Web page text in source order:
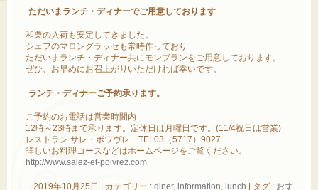
ただいまランチ・ディナーでご用意しております
和栗の入荷も安定してきました。
シェフのマロングラッセも常時作っており
ただいまランチ・ディナー共にモンブランをご用意しております。
ぜひ、お早めにお召上がりいただければ幸いです。
ランチ・ディナーご予約承ります。
ご予約のお電話は営業時間内
12時～23時まで承ります。定休日は月曜日です。(11/4祝日は営業)
レストラン サレ・ポワヴレ TEL03（5717）9027
詳しいお料理コースなどはホームページをご覧ください。
http://www.salez-et-poivrez.com
2019年10月25日 | カテゴリー : diner, information lunch | タグ : おす